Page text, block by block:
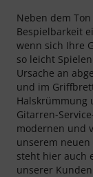
Neben dem
Bespielbarkeit
wenn sich Ihre
so leicht
Ursache an
und im
Halskrümmung
Gitarren-
modernen und
unserem neuen
steht hier auch
unserer